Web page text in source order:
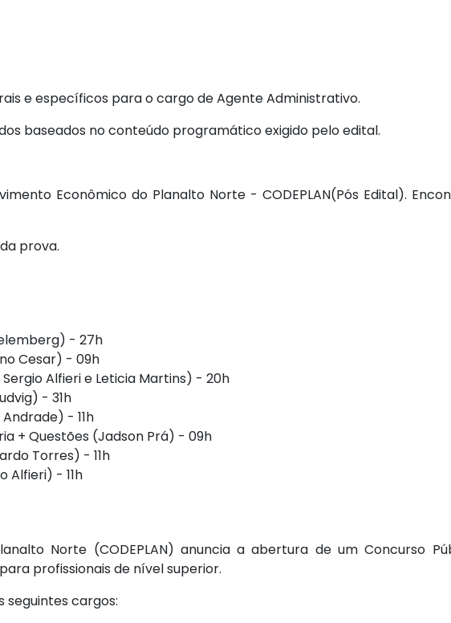
e específicos para o cargo de Agente Administrativo.
baseados no conteúdo programático exigido pelo edital.
Econômico do Planalto Norte - CODEPLAN(Pós Edital).
prova.
- 27h
Cesar) - 09h
Alfieri e Leticia Martins) - 20h
- 31h
- 11h
+ Questões (Jadson Prá) - 09h
Torres) - 11h
Alfieri) - 11h
Norte (CODEPLAN) anuncia a abertura de um Concurso
profissionais de nível superior.
seguintes cargos: